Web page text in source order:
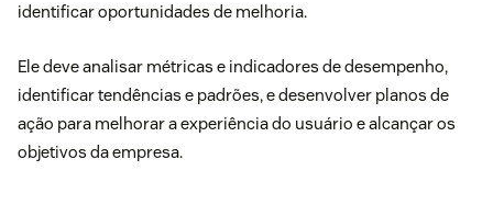
identificar oportunidades de melhoria.
Ele deve analisar métricas e indicadores de desempenho,
identificar tendências e padrões, e desenvolver planos de
ação para melhorar a experiência do usuário e alcançar os
objetivos da empresa.